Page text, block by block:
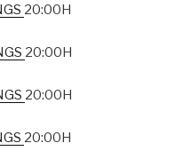
20:00H
20:00H
20:00H
20:00H